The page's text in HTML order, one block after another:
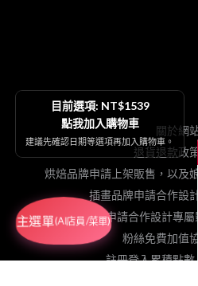
關於網
退貨退款政
烘焙品牌申請上架販售，以及
插畫品牌申請合作設
網紅申請合作設計專
粉絲免費加值
註冊登入累積點數
目前選項: NT$1539
點我加入購物車
建議先確認日期等選項再加入購物車。
主選單(AI店員/菜單)